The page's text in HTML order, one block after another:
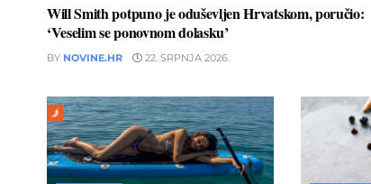
Will Smith potpuno je oduševljen Hrvatskom, poručio:
‘Veselim se ponovnom dolasku’
BY NOVINE.HR 22. SRPNJA 2026.